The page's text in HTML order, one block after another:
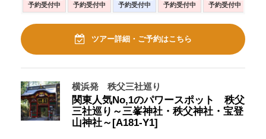
予約受付中 予約受付中 予約受付中 予約受付中 予約受付中
ツアー詳細・ご予約はこちら
横浜発 秩父三社巡り
関東人気No,1のパワースポット 秩父
三社巡り～三峯神社・秩父神社・宝登
山神社～[A181-Y1]